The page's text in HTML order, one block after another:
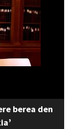
berea den